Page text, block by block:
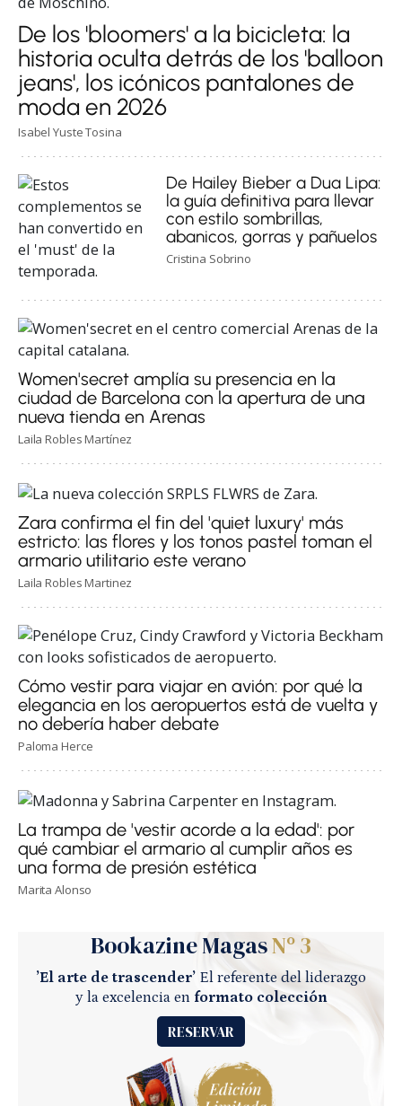
De los 'bloomers' a la bicicleta: la
historia oculta detrás de los 'balloon
jeans', los icónicos pantalones de
moda en 2026
Isabel Yuste Tosina
De Hailey Bieber a Dua Lipa:
la guía definitiva para llevar
con estilo sombrillas,
abanicos, gorras y pañuelos
Cristina Sobrino
Women'secret amplía su presencia en la
ciudad de Barcelona con la apertura de una
nueva tienda en Arenas
Laila Robles Martínez
Zara confirma el fin del 'quiet luxury' más
estricto: las flores y los tonos pastel toman el
armario utilitario este verano
Laila Robles Martinez
Cómo vestir para viajar en avión: por qué la
elegancia en los aeropuertos está de vuelta y
no debería haber debate
Paloma Herce
La trampa de 'vestir acorde a la edad': por
qué cambiar el armario al cumplir años es
una forma de presión estética
Marita Alonso
Bookazine MagasNº 3
’El arte de trascender’ El referente del liderazgo
y la excelencia en formato colección
RESERVAR